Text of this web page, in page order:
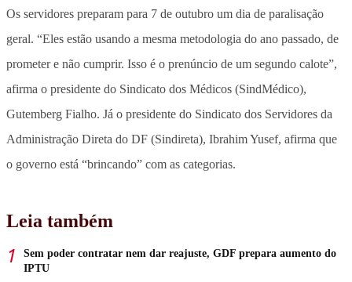
Os servidores preparam para 7 de outubro um dia de paralisação
geral. “Eles estão usando a mesma metodologia do ano passado, de
prometer e não cumprir. Isso é o prenúncio de um segundo calote”,
afirma o presidente do Sindicato dos Médicos (SindMédico),
Gutemberg Fialho. Já o presidente do Sindicato dos Servidores da
Administração Direta do DF (Sindireta), Ibrahim Yusef, afirma que
o governo está “brincando” com as categorias.
Leia também
Sem poder contratar nem dar reajuste, GDF prepara aumento do
IPTU